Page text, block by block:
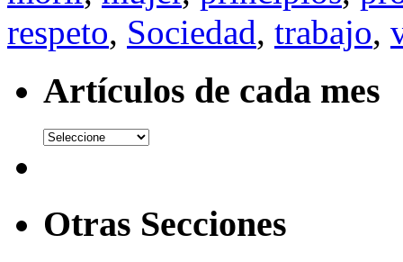
respeto, Sociedad, trabajo,
Artículos de cada mes
Otras Secciones